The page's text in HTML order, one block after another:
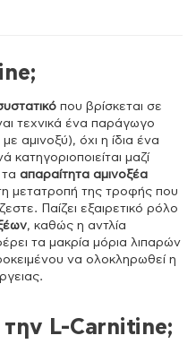
που βρίσκεται σε
τεχνικά ένα παράγωγο
αμινοξύ), όχι η ίδια ένα
κατηγοριοποιείται μαζί
απαραίτητα αμινοξέα
μετατροπή της τροφής που
Παίζει εξαιρετικό ρόλο
, καθώς η αντλία
τα μακρία μόρια λιπαρών
να ολοκληρωθεί η
την L-Carnitine;